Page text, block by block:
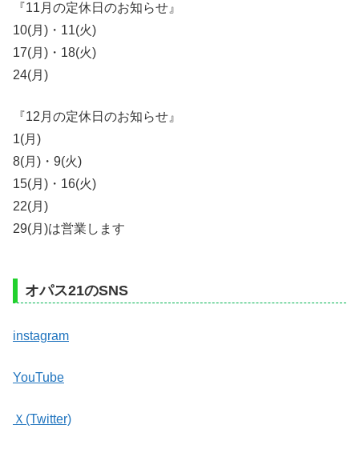
『11月の定休日のお知らせ』
10(月)・11(火)
17(月)・18(火)
24(月)
『12月の定休日のお知らせ』
1(月)
8(月)・9(火)
15(月)・16(火)
22(月)
29(月)は営業します
オパス21のSNS
instagram
YouTube
Ｘ(Twitter)